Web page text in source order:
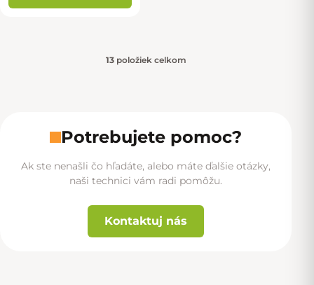
13položiek celkom
Potrebujete pomoc?
Ak ste nenašli čo hľadáte, alebo máte ďalšie otázky,
naši technici vám radi pomôžu.
Kontaktuj nás